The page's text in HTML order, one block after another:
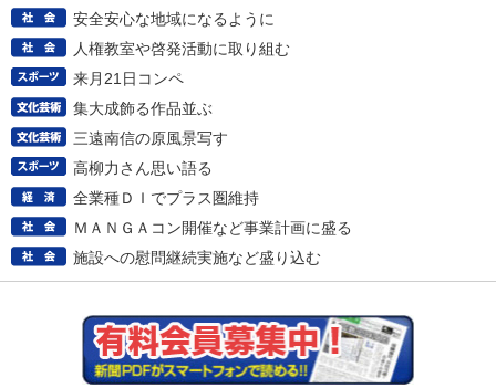
安全安心な地域になるように
人権教室や啓発活動に取り組む
来月21日コンペ
集大成飾る作品並ぶ
三遠南信の原風景写す
高柳力さん思い語る
全業種ＤＩでプラス圏維持
ＭＡＮＧＡコン開催など事業計画に盛る
施設への慰問継続実施など盛り込む